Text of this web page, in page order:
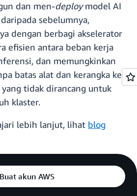
dan men-deploymodel AI
sebelumnya,
dengan berbagi akselerator
efisien antara beban kerja
dan memungkinkan
batas alat dan kerangka kerja
tidak dirancang untuk
klaster.
lebih lanjut, lihat blog
Buat akun AWS